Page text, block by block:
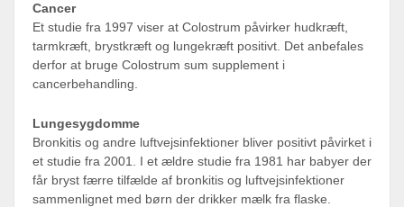
Cancer
Et studie fra 1997 viser at Colostrum påvirker hudkræft,
tarmkræft, brystkræft og lungekræft positivt. Det anbefales
derfor at bruge Colostrum sum supplement i
cancerbehandling.
Lungesygdomme
Bronkitis og andre luftvejsinfektioner bliver positivt påvirket i
et studie fra 2001. I et ældre studie fra 1981 har babyer der
får bryst færre tilfælde af bronkitis og luftvejsinfektioner
sammenlignet med børn der drikker mælk fra flaske.